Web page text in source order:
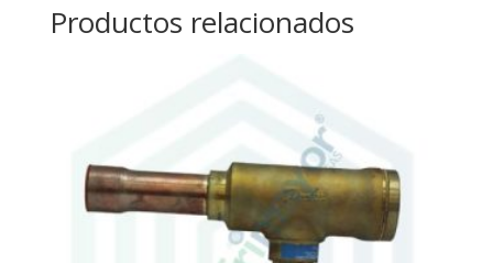
Productos relacionados